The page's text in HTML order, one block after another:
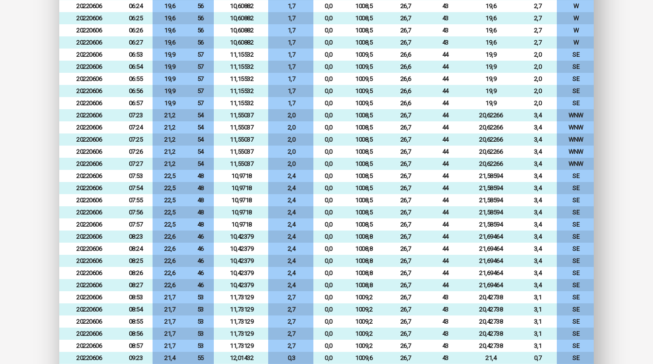
20220606
06:24 19,6 56 10,60882 1,7 0,0 1008,5 26,7 43 19,6 2,7
W
20220606
06:25 19,6 56 10,60882 1,7 0,0 1008,5 26,7 43 19,6 2,7
W
20220606
06:26 19,6 56 10,60882 1,7 0,0 1008,5 26,7 43 19,6 2,7
W
20220606
06:27 19,6 56 10,60882 1,7 0,0 1008,5 26,7 43 19,6 2,7
W
20220606
06:53 19,9 57 11,15532 1,7 0,0 1009,5 26,6 44 19,9 2,0
SE
20220606
06:54 19,9 57 11,15532 1,7 0,0 1009,5 26,6 44 19,9 2,0
SE
20220606
06:55 19,9 57 11,15532 1,7 0,0 1009,5 26,6 44 19,9 2,0
SE
20220606
06:56 19,9 57 11,15532 1,7 0,0 1009,5 26,6 44 19,9 2,0
SE
20220606
06:57 19,9 57 11,15532 1,7 0,0 1009,5 26,6 44 19,9 2,0
SE
20220606
07:23 21,2 54 11,55037 2,0 0,0 1008,5 26,7 44 20,62266 3,4
WNW
20220606
07:24 21,2 54 11,55037 2,0 0,0 1008,5 26,7 44 20,62266 3,4
WNW
20220606
07:25 21,2 54 11,55037 2,0 0,0 1008,5 26,7 44 20,62266 3,4
WNW
20220606
07:26 21,2 54 11,55037 2,0 0,0 1008,5 26,7 44 20,62266 3,4
WNW
20220606
07:27 21,2 54 11,55037 2,0 0,0 1008,5 26,7 44 20,62266 3,4
WNW
20220606
07:53 22,5 48 10,9718 2,4 0,0 1008,5 26,7 44 21,58594 3,4
SE
20220606
07:54 22,5 48 10,9718 2,4 0,0 1008,5 26,7 44 21,58594 3,4
SE
20220606
07:55 22,5 48 10,9718 2,4 0,0 1008,5 26,7 44 21,58594 3,4
SE
20220606
07:56 22,5 48 10,9718 2,4 0,0 1008,5 26,7 44 21,58594 3,4
SE
20220606
07:57 22,5 48 10,9718 2,4 0,0 1008,5 26,7 44 21,58594 3,4
SE
20220606
08:23 22,6 46 10,42379 2,4 0,0 1008,8 26,7 44 21,69464 3,4
SE
20220606
08:24 22,6 46 10,42379 2,4 0,0 1008,8 26,7 44 21,69464 3,4
SE
20220606
08:25 22,6 46 10,42379 2,4 0,0 1008,8 26,7 44 21,69464 3,4
SE
20220606
08:26 22,6 46 10,42379 2,4 0,0 1008,8 26,7 44 21,69464 3,4
SE
20220606
08:27 22,6 46 10,42379 2,4 0,0 1008,8 26,7 44 21,69464 3,4
SE
20220606
08:53 21,7 53 11,73129 2,7 0,0 1009,2 26,7 43 20,42738 3,1
SE
20220606
08:54 21,7 53 11,73129 2,7 0,0 1009,2 26,7 43 20,42738 3,1
SE
20220606
08:55 21,7 53 11,73129 2,7 0,0 1009,2 26,7 43 20,42738 3,1
SE
20220606
08:56 21,7 53 11,73129 2,7 0,0 1009,2 26,7 43 20,42738 3,1
SE
20220606
08:57 21,7 53 11,73129 2,7 0,0 1009,2 26,7 43 20,42738 3,1
SE
20220606
09:23 21,4 55 12,01432 0,3 0,0 1009,6 26,7 43 21,4 0,7
SE